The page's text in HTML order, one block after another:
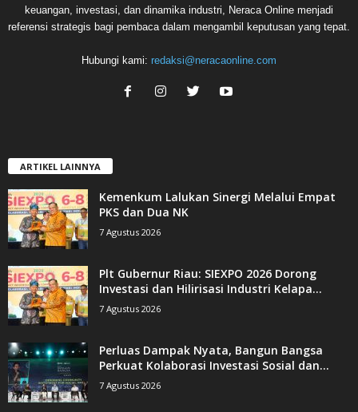
keuangan, investasi, dan dinamika industri, Neraca Online menjadi
referensi strategis bagi pembaca dalam mengambil keputusan yang tepat.
Hubungi kami: redaksi@neracaonline.com
ARTIKEL LAINNYA
Kemenkum Lalukan Sinergi Melalui Empat
PKS dan Dua NK
7 Agustus 2026
Plt Gubernur Riau: SIEXPO 2026 Dorong
Investasi dan Hilirisasi Industri Kelapa...
7 Agustus 2026
Perluas Dampak Nyata, Bangun Bangsa
Perkuat Kolaborasi Investasi Sosial dan...
7 Agustus 2026